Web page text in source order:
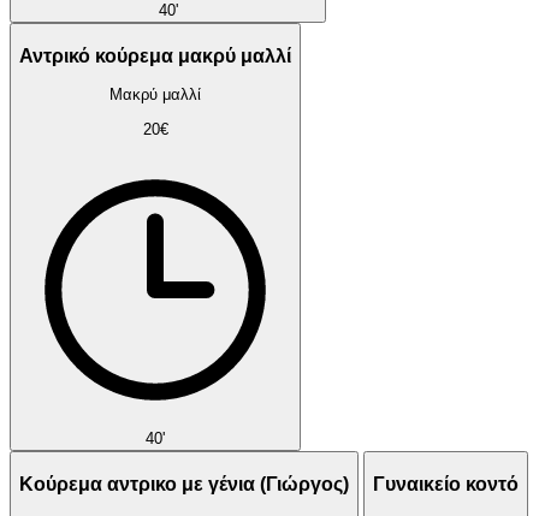
40'
Αντρικό κούρεμα μακρύ μαλλί
Μακρύ μαλλί
20€
40'
Κούρεμα αντρικο με γένια (Γιώργος) Γυναικείο κοντό